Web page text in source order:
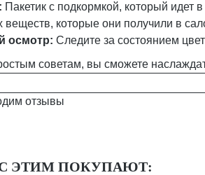
Пакетик с подкормкой, который идет
веществ, которые они получили в
осмотр: Следите за состоянием
советам, вы сможете
отзывы
ЭТИМ ПОКУПАЮТ: